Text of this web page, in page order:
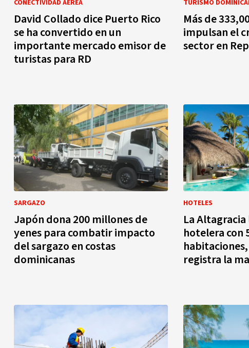
CONECTIVIDAD AÉREA
David Collado dice Puerto Rico
se ha convertido en un
importante mercado emisor de
turistas para RD
TURISMO
Más de
impulsan el
sector en
SARGAZO
Japón dona 200 millones de
yenes para combatir impacto
del sargazo en costas
dominicanas
HOTELES
La
hotelera con
registra la